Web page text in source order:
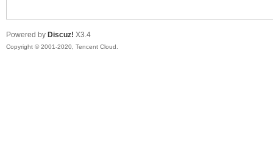
Powered by Discuz! X3.4
Copyright © 2001-2020, Tencent Cloud.